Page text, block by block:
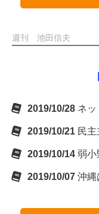
週刊 池田信夫
2019/10/28 ネッ
2019/10/21 民
2019/10/14 弱小
2019/10/07 沖縄